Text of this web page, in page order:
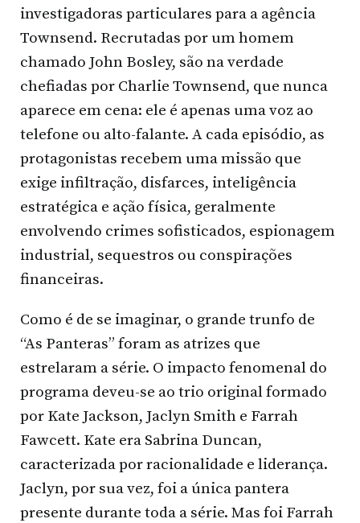
investigadoras particulares para a agência
Townsend. Recrutadas por um homem
chamado John Bosley, são na verdade
chefiadas por Charlie Townsend, que nunca
aparece em cena: ele é apenas uma voz ao
telefone ou alto-falante. A cada episódio, as
protagonistas recebem uma missão que
exige infiltração, disfarces, inteligência
estratégica e ação física, geralmente
envolvendo crimes sofisticados, espionagem
industrial, sequestros ou conspirações
financeiras.
Como é de se imaginar, o grande trunfo de
“As Panteras” foram as atrizes que
estrelaram a série. O impacto fenomenal do
programa deveu-se ao trio original formado
por Kate Jackson, Jaclyn Smith e Farrah
Fawcett. Kate era Sabrina Duncan,
caracterizada por racionalidade e liderança.
Jaclyn, por sua vez, foi a única pantera
presente durante toda a série. Mas foi Farrah